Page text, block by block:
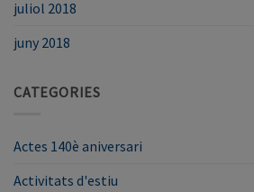
juliol 2018
juny 2018
CATEGORIES
Actes 140è aniversari
Activitats d'estiu